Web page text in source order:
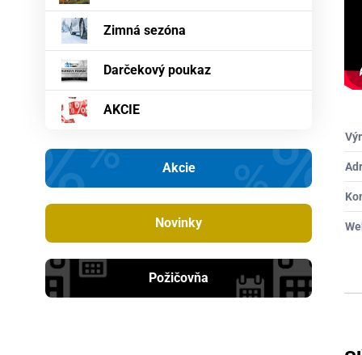
Zimná sezóna
Darčekový poukaz
AKCIE
Akcie
Novinky
Požičovňa